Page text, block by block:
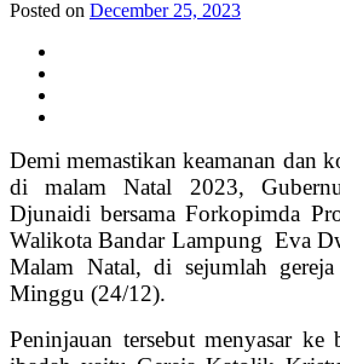
Posted on December 25, 2023
Demi memastikan keamanan dan
di malam Natal 2023,
Djunaidi bersama Forkopimda
Walikota Bandar Lampung Eva
Malam Natal, di sejumlah
Minggu (24/12).
Peninjauan tersebut menyasar ke